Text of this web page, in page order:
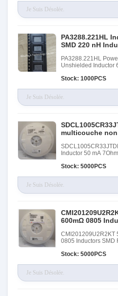
PA3288.221HL
SMD 220 nH
PA3288.221HL
Unshielded Inductor
Stock: 1000PCS
multicouche
Inductor 50 mA
Stock: 5000PCS
600mΩ 0805
CMI201209U2R2KT
0805 Inductors SMD
Stock: 5000PCS